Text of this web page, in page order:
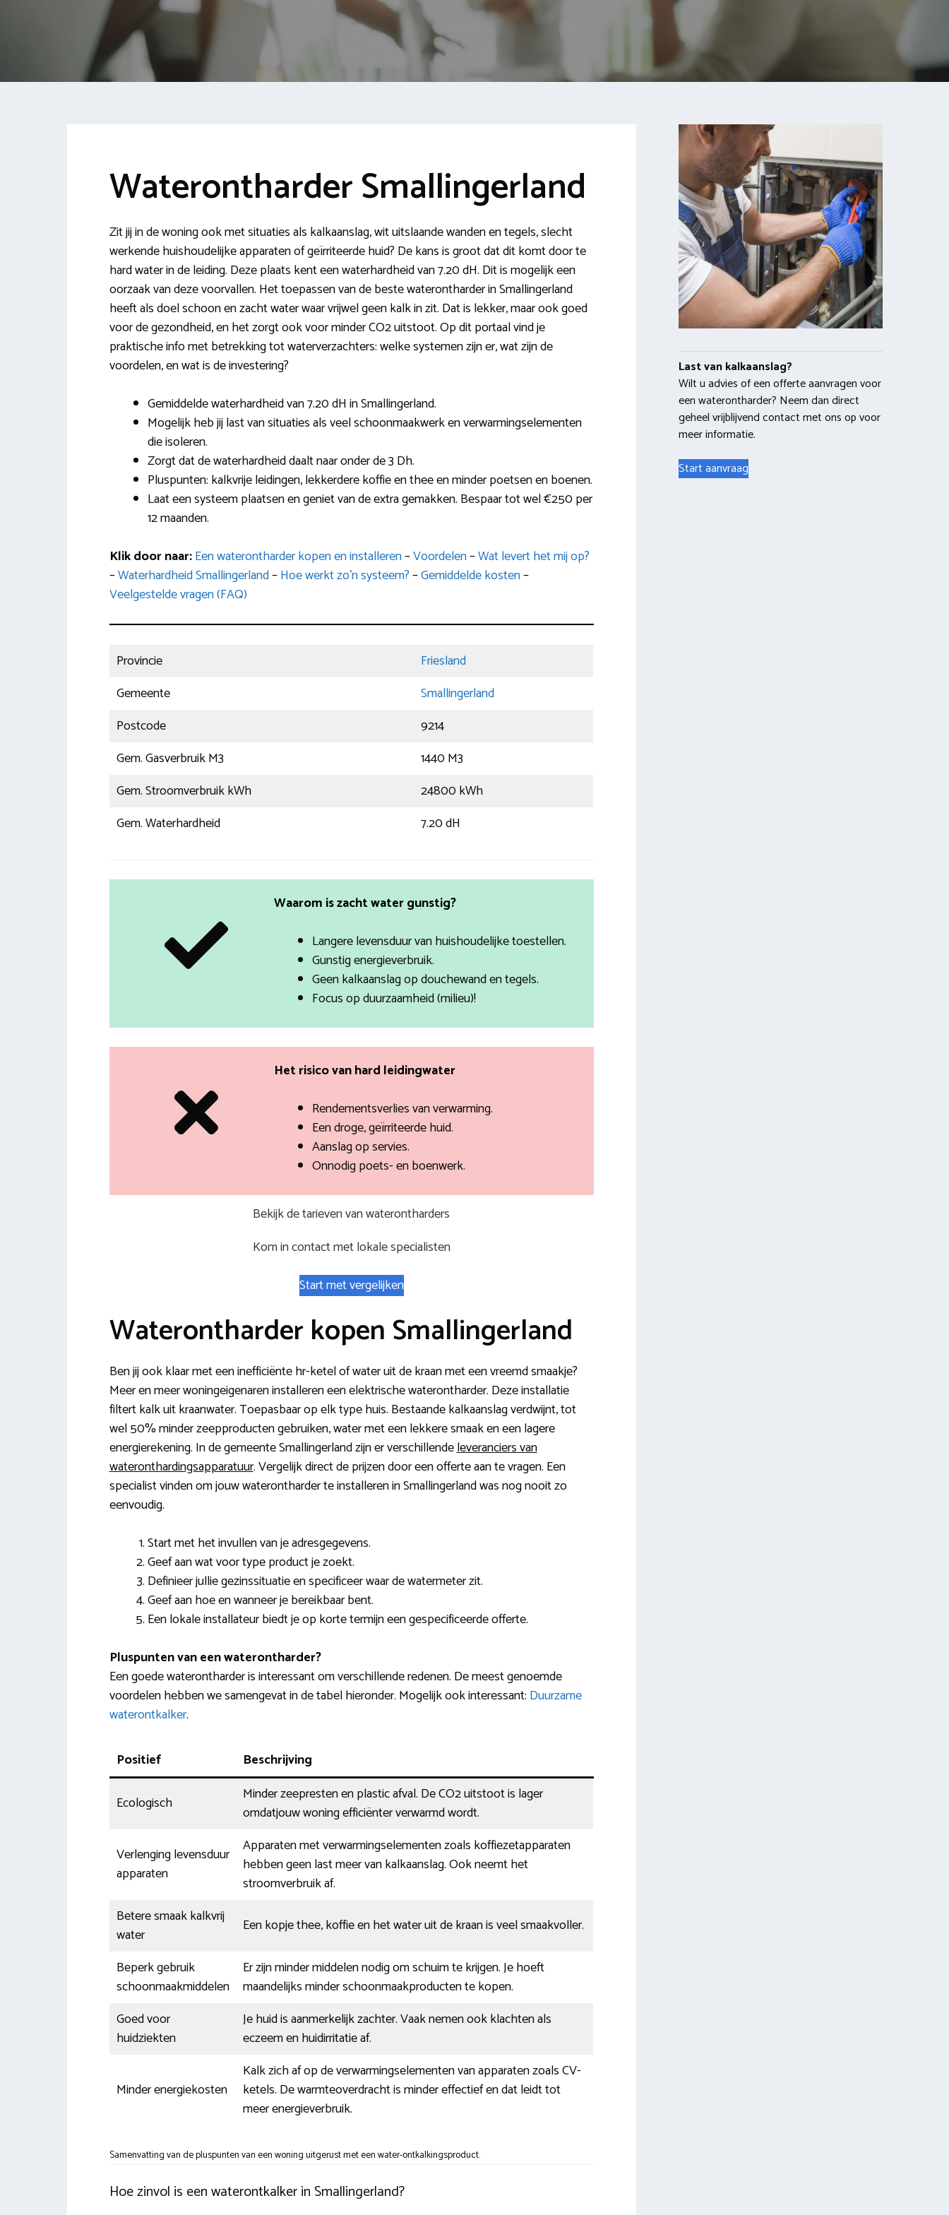
Waterontharder Smallingerland
Zit jij in de woning ook met situaties als kalkaanslag, wit uitslaande wanden en tegels, slecht
werkende huishoudelijke apparaten of geïrriteerde huid? De kans is groot dat dit komt door te
hard water in de leiding. Deze plaats kent een waterhardheid van 7.20 dH. Dit is mogelijk een
oorzaak van deze voorvallen. Het toepassen van de beste waterontharder in Smallingerland
heeft als doel schoon en zacht water waar vrijwel geen kalk in zit. Dat is lekker, maar ook goed
voor de gezondheid, en het zorgt ook voor minder CO2 uitstoot. Op dit portaal vind je
praktische info met betrekking tot waterverzachters: welke systemen zijn er, wat zijn de
voordelen, en wat is de investering?
Gemiddelde waterhardheid van 7.20 dH in Smallingerland.
Mogelijk heb jij last van situaties als veel schoonmaakwerk en verwarmingselementen
die isoleren.
Zorgt dat de waterhardheid daalt naar onder de 3 Dh.
Pluspunten: kalkvrije leidingen, lekkerdere koffie en thee en minder poetsen en boenen.
Laat een systeem plaatsen en geniet van de extra gemakken. Bespaar tot wel €250 per
12 maanden.
Klik door naar:Een waterontharder kopen en installeren–Voordelen–Wat levert het mij op?
–Waterhardheid Smallingerland–Hoe werkt zo’n systeem?–Gemiddelde kosten–
Veelgestelde vragen (FAQ)
Provincie
Friesland
Gemeente
Smallingerland
Postcode
9214
Gem. Gasverbruik M3
1440 M3
Gem. Stroomverbruik kWh
24800 kWh
Gem. Waterhardheid
7.20 dH
Waarom is zacht water gunstig?
Langere levensduur van huishoudelijke toestellen.
Gunstig energieverbruik.
Geen kalkaanslag op douchewand en tegels.
Focus op duurzaamheid (milieu)!
Het risico van hard leidingwater
Rendementsverlies van verwarming.
Een droge, geïrriteerde huid.
Aanslag op servies.
Onnodig poets- en boenwerk.
Bekijk de tarieven van waterontharders
Kom in contact met lokale specialisten
Start met vergelijken
Waterontharder kopen Smallingerland
Ben jij ook klaar met een inefficiënte hr-ketel of water uit de kraan met een vreemd smaakje?
Meer en meer woningeigenaren installeren een elektrische waterontharder. Deze installatie
filtert kalk uit kraanwater. Toepasbaar op elk type huis. Bestaande kalkaanslag verdwijnt, tot
wel 50% minder zeepproducten gebruiken, water met een lekkere smaak en een lagere
energierekening. In de gemeente Smallingerland zijn er verschillendeleveranciers van
wateronthardingsapparatuur. Vergelijk direct de prijzen door een offerte aan te vragen. Een
specialist vinden om jouw waterontharder te installeren in Smallingerland was nog nooit zo
eenvoudig.
Start met het invullen van je adresgegevens.
Geef aan wat voor type product je zoekt.
Definieer jullie gezinssituatie en specificeer waar de watermeter zit.
Geef aan hoe en wanneer je bereikbaar bent.
Een lokale installateur biedt je op korte termijn een gespecificeerde offerte.
Pluspunten van een waterontharder?
Een goede waterontharder is interessant om verschillende redenen. De meest genoemde
voordelen hebben we samengevat in de tabel hieronder. Mogelijk ook interessant: Duurzame
waterontkalker.
Positief Beschrijving
Ecologisch
Minder zeepresten en plastic afval. De CO2 uitstoot is lager
omdatjouw woning efficiënter verwarmd wordt.
Verlenging levensduur
apparaten
Apparaten met verwarmingselementen zoals koffiezetapparaten
hebben geen last meer van kalkaanslag. Ook neemt het
stroomverbruik af.
Betere smaak kalkvrij
water
Een kopje thee, koffie en het water uit de kraan is veel smaakvoller.
Beperk gebruik
schoonmaakmiddelen
Er zijn minder middelen nodig om schuim te krijgen. Je hoeft
maandelijks minder schoonmaakproducten te kopen.
Goed voor
huidziekten
Je huid is aanmerkelijk zachter. Vaak nemen ook klachten als
eczeem en huidirritatie af.
Minder energiekosten
Kalk zich af op de verwarmingselementen van apparaten zoals CV-
ketels. De warmteoverdracht is minder effectief en dat leidt tot
meer energieverbruik.
Samenvatting van de pluspunten van een woning uitgerust met een water-ontkalkingsproduct.
Hoe zinvol is een waterontkalker in Smallingerland?
Last van kalkaanslag?
Wilt u advies of een offerte aanvragen voor
een waterontharder? Neem dan direct
geheel vrijblijvend contact met ons op voor
meer informatie.
Start aanvraag